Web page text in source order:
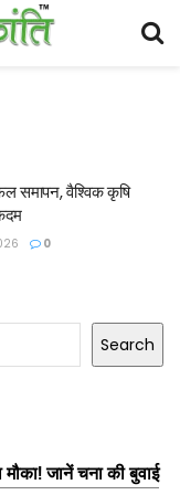
समापन, वैश्विक कृषि
0
Search
जानें चना की बुवाई